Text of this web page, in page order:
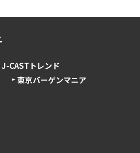
J-CASTトレンド
東京バーゲンマニア